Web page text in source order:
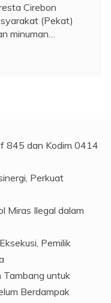
Cirebon
(Pekat)
minuman…
845 dan Kodim 0414
Perkuat
Miras Ilegal dalam
Pemilik
untuk
Berdampak